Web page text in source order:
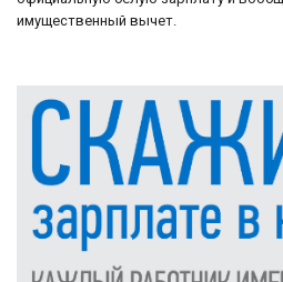
имущественный вычет.